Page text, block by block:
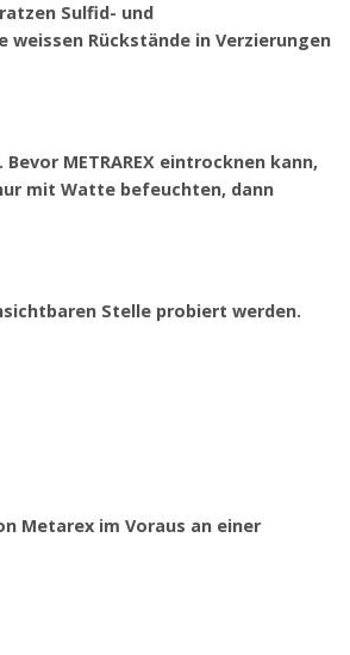
Sulfid- und
weissen Rückstände in Verzierungen
METRAREX eintrocknen kann,
mit Watte befeuchten, dann
Stelle probiert werden.
Metarex im Voraus an einer